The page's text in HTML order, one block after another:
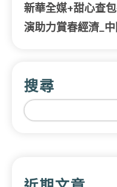
新華全媒+甜心查
演助力賞春經濟_
搜尋